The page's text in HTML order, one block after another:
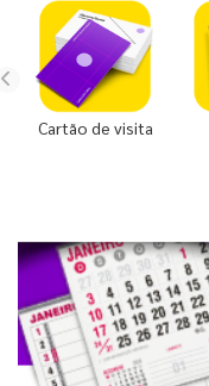
Cartão de visita